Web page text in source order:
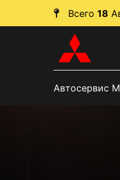
Всего 18
Автосервис